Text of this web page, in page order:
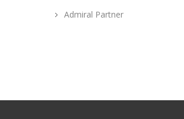
Admiral Partner